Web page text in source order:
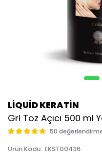
LİQUİD KERATİN
Gri Toz Açıcı 500 ml
50
Ürün Kodu: EKST00436